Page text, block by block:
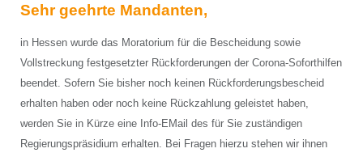
Sehr geehrte Mandanten,
in Hessen wurde das Moratorium für die Bescheidung sowie
Vollstreckung festgesetzter Rückforderungen der Corona-Soforthilfen
beendet. Sofern Sie bisher noch keinen Rückforderungsbescheid
erhalten haben oder noch keine Rückzahlung geleistet haben,
werden Sie in Kürze eine Info-EMail des für Sie zuständigen
Regierungspräsidium erhalten. Bei Fragen hierzu stehen wir ihnen